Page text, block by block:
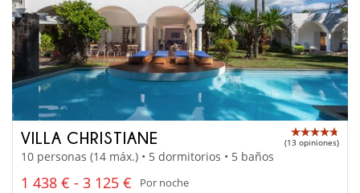
VILLA CHRISTIANE (13 opiniones)
10 personas (14 máx.) • 5 dormitorios • 5 baños
1 438 € - 3 125 €
Por noche